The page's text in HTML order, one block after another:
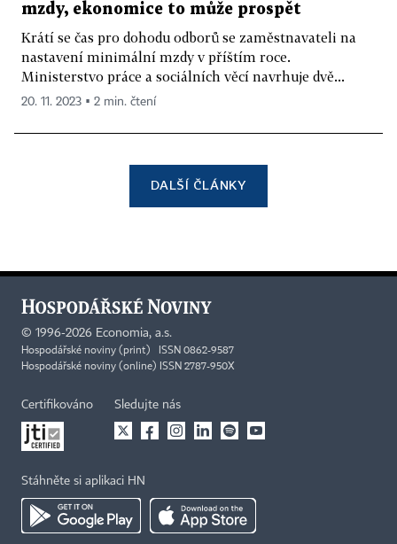
mzdy, ekonomice to může prospět
Krátí se čas pro dohodu odborů se zaměstnavateli na
nastavení minimální mzdy v příštím roce.
Ministerstvo práce a sociálních věcí navrhuje dvě...
20. 11. 2023 ▪ 2 min. čtení
DALŠÍ ČLÁNKY
© 1996-2026 Economia, a.s.
Hospodářské noviny (print) ISSN 0862-9587
Hospodářské noviny (online) ISSN 2787-950X
Certifikováno Sledujte nás
Stáhněte si aplikaci HN